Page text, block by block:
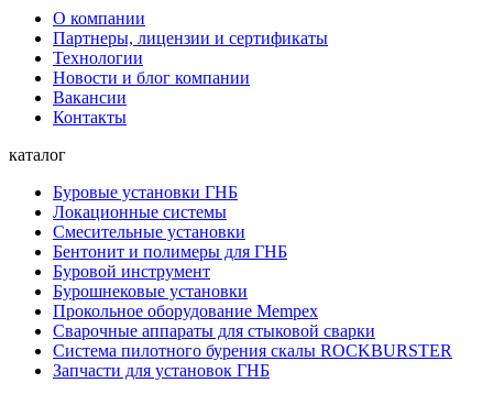
О компании
Партнеры, лицензии и сертификаты
Технологии
Новости и блог компании
Вакансии
Контакты
каталог
Буровые установки ГНБ
Локационные системы
Смесительные установки
Бентонит и полимеры для ГНБ
Буровой инструмент
Бурошнековые установки
Прокольное оборудование Mempex
Сварочные аппараты для стыковой сварки
Система пилотного бурения скалы ROCKBURSTER
Запчасти для установок ГНБ